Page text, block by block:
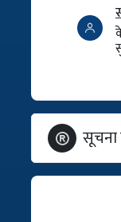
सूचना